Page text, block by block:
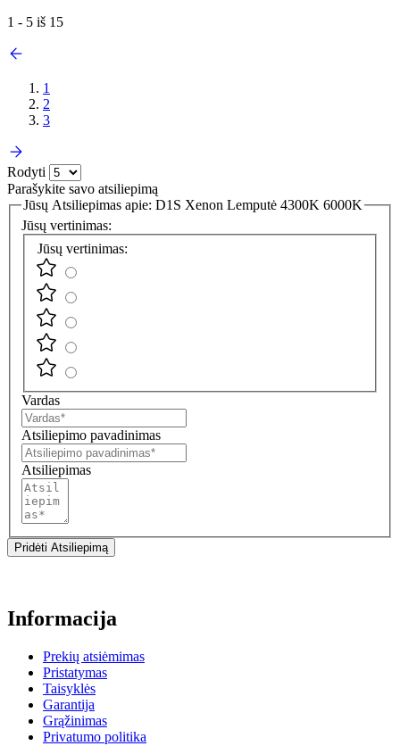
1 - 5 iš 15
1
2
3
Rodyti
Parašykite savo atsiliepimą
Jūsų Atsiliepimas apie: D1S Xenon Lemputė 4300K 6000K
Jūsų vertinimas:
Jūsų vertinimas:
Vardas
Atsiliepimo pavadinimas
Atsiliepimas
Pridėti Atsiliepimą
Informacija
Prekių atsiėmimas
Pristatymas
Taisyklės
Garantija
Grąžinimas
Privatumo politika